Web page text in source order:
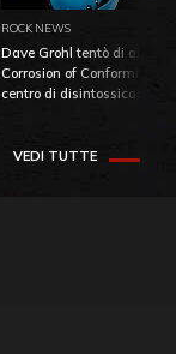
ROCK NEWS
Dave Grohl tentò di
Corrosion of Conformity
centro di
VEDI TUTTE